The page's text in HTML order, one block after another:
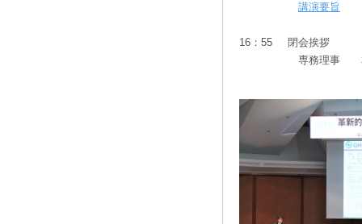
講演要旨
16：55
閉会挨拶
専務理事